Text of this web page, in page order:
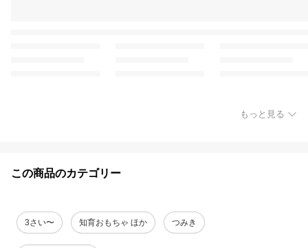
もっと見る
この商品のカテゴリー
3さい〜 知育おもちゃ ほか つみき